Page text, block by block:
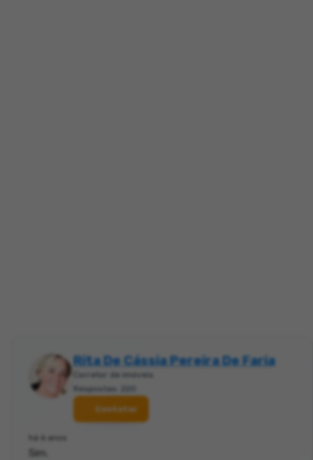
Rita De Cássia Pereira De Faria
Corretor de imóveis
Respostas: 220
Contatar
há 6 anos
Sim.